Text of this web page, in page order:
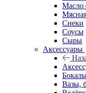
Масло
Снеки
Соусы
Сыры
Аксессуары
Вазы,